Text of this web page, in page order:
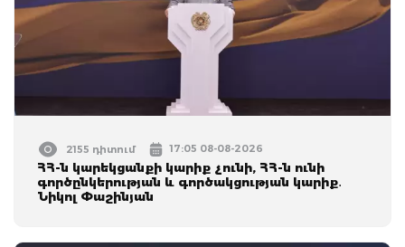
2155 դիտում 17:05 08-08-2026
ՀՀ-ն կարեկցանքի կարիք չունի, ՀՀ-ն ունի
գործընկերության և գործակցության կարիք․
Նիկոլ Փաշինյան